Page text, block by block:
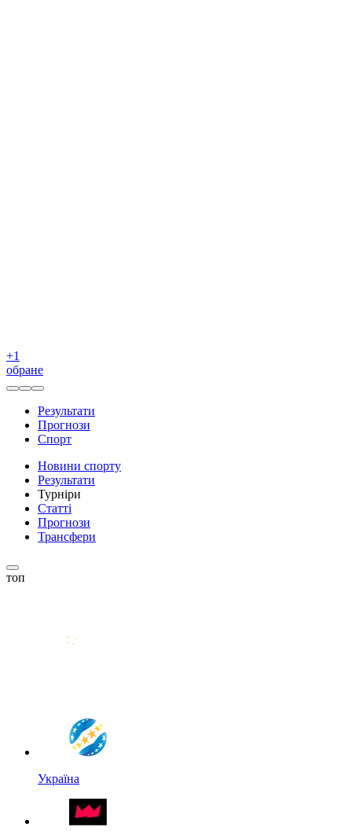
+1
обране
Результати
Прогнози
Спорт
Новини спорту
Результати
Турніри
Статті
Прогнози
Трансфери
топ
Україна